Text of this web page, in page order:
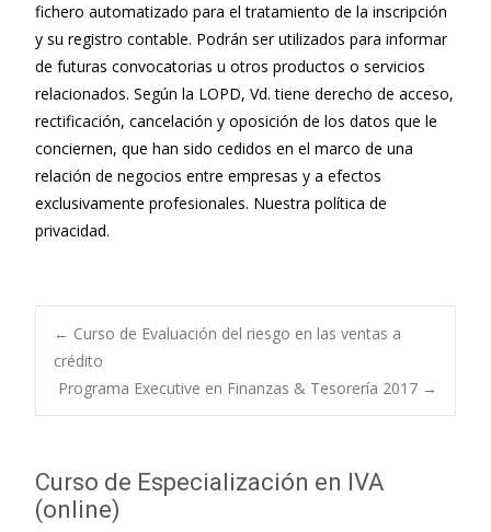
fichero automatizado para el tratamiento de la inscripción
y su registro contable. Podrán ser utilizados para informar
de futuras convocatorias u otros productos o servicios
relacionados. Según la LOPD, Vd. tiene derecho de acceso,
rectificación, cancelación y oposición de los datos que le
conciernen, que han sido cedidos en el marco de una
relación de negocios entre empresas y a efectos
exclusivamente profesionales. Nuestra política de
privacidad.
Navegación de
entradas
← Curso de Evaluación del riesgo en las ventas a
crédito
Programa Executive en Finanzas & Tesorería 2017 →
Curso de Especialización en IVA
(online)